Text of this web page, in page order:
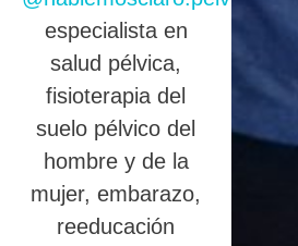
especialista en
salud pélvica,
fisioterapia del
suelo pélvico del
hombre y de la
mujer, embarazo,
reeducación